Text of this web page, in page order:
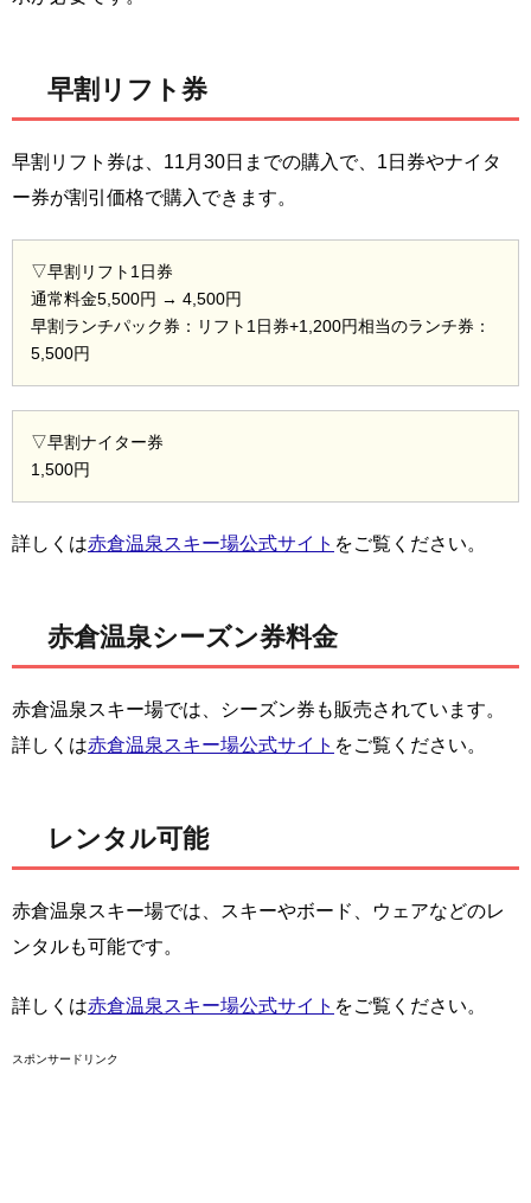
早割リフト券
早割リフト券は、11月30日までの購入で、1日券やナイタ
ー券が割引価格で購入できます。
▽早割リフト1日券
通常料金5,500円 → 4,500円
早割ランチパック券：リフト1日券+1,200円相当のランチ券：
5,500円
▽早割ナイター券
1,500円
詳しくは赤倉温泉スキー場公式サイト をご覧ください。
赤倉温泉シーズン券料金
赤倉温泉スキー場では、シーズン券も販売されています。
詳しくは赤倉温泉スキー場公式サイト をご覧ください。
レンタル可能
赤倉温泉スキー場では、スキーやボード、ウェアなどのレ
ンタルも可能です。
詳しくは赤倉温泉スキー場公式サイト をご覧ください。
スポンサードリンク